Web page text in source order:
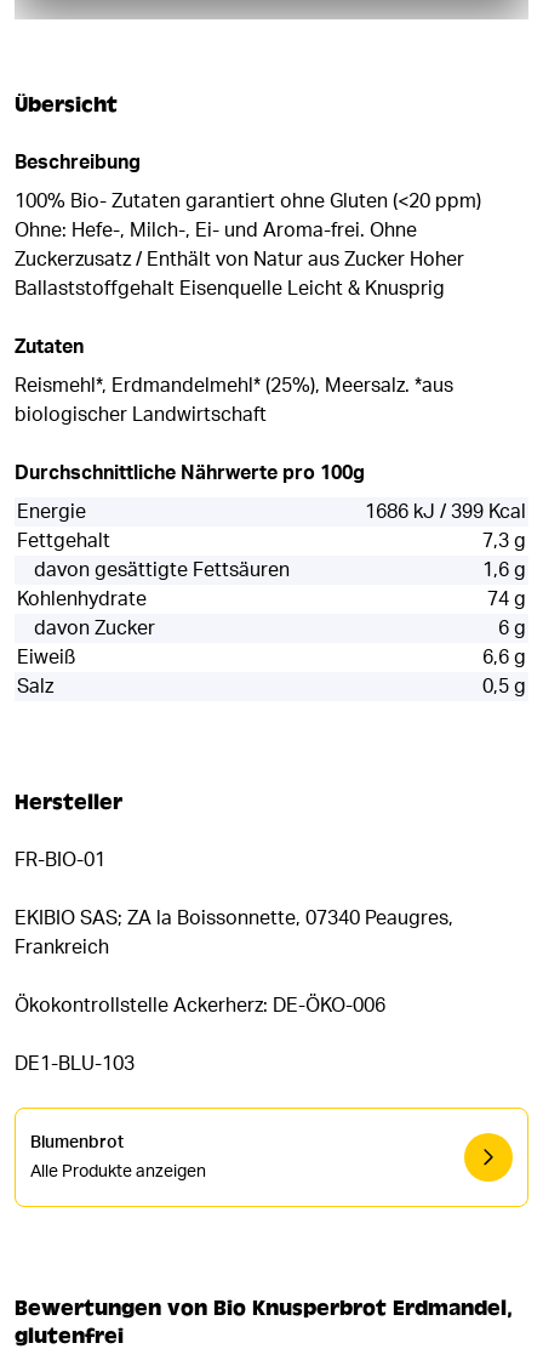
Übersicht
Beschreibung
100% Bio- Zutaten garantiert ohne Gluten (<20 ppm)
Ohne: Hefe-, Milch-, Ei- und Aroma-frei. Ohne
Zuckerzusatz / Enthält von Natur aus Zucker Hoher
Ballaststoffgehalt Eisenquelle Leicht & Knusprig
Zutaten
Reismehl*, Erdmandelmehl* (25%), Meersalz. *aus
biologischer Landwirtschaft
Durchschnittliche Nährwerte pro 100g
Energie
1686 kJ / 399 Kcal
Fettgehalt
7,3 g
davon gesättigte Fettsäuren
1,6 g
Kohlenhydrate
74 g
davon Zucker
6 g
Eiweiß
6,6 g
Salz
0,5 g
Hersteller
FR-BIO-01
EKIBIO SAS; ZA la Boissonnette, 07340 Peaugres,
Frankreich
Ökokontrollstelle Ackerherz: DE-ÖKO-006
DE1-BLU-103
Blumenbrot
Alle Produkte anzeigen
Bewertungen von Bio Knusperbrot Erdmandel,
glutenfrei